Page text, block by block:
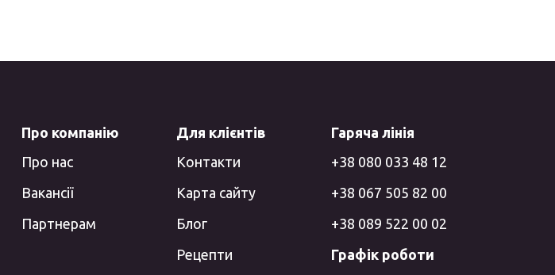
Про компанію
Про нас
Вакансії
Партнерам
Для клієнтів
Контакти
Карта сайту
Блог
Рецепти
Гаряча лінія
+38 080 033 48 12
+38 067 505 82 00
+38 089 522 00 02
Графік роботи